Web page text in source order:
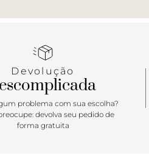
Devolução
problema com sua escolha?
devolva seu pedido de
forma gratuita